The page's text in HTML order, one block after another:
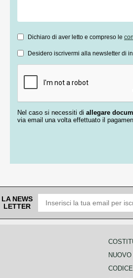
Dichiaro di aver letto e compreso le
Desidero iscrivermi alla newsletter di
Nel caso si necessiti di allegare
via email una volta effettuato il
LA NEWS
LETTER